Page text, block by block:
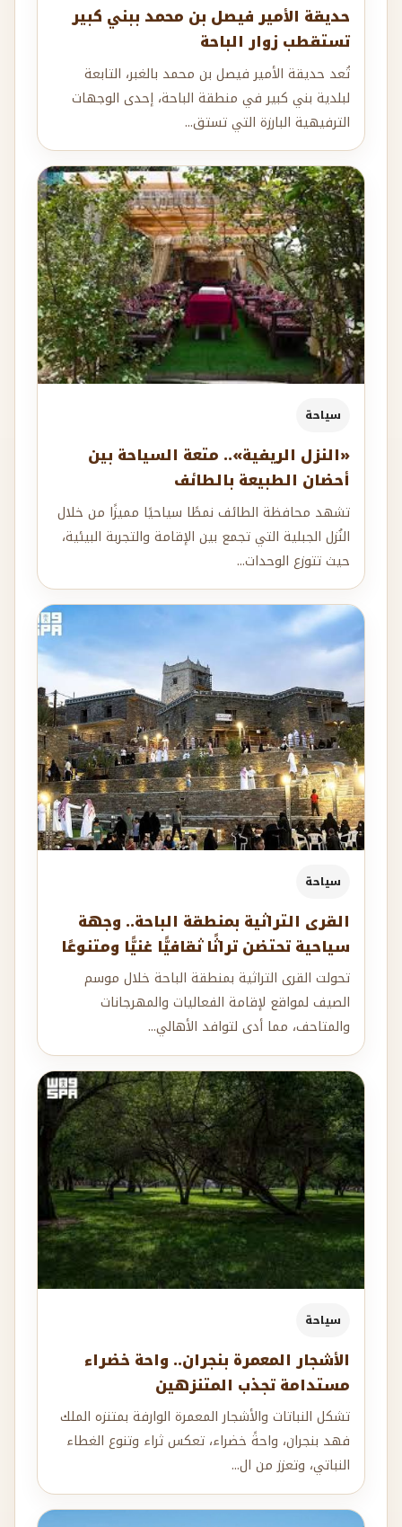
حديقة الأمير فيصل بن محمد ببني كبير
تستقطب زوار الباحة
تُعد حديقة الأمير فيصل بن محمد بالغبر، التابعة
لبلدية بني كبير في منطقة الباحة، إحدى الوجهات
الترفيهية البارزة التي تستق...
سياحة
«النزل الريفية».. متعة السياحة بين
أحضان الطبيعة بالطائف
تشهد محافظة الطائف نمطًا سياحيًا مميزًا من خلال
النُزل الجبلية التي تجمع بين الإقامة والتجربة البيئية،
حيث تتوزع الوحدات...
سياحة
القرى التراثية بمنطقة الباحة.. وجهة
سياحية تحتضن تراثًا ثقافيًّا غنيًّا ومتنوعًا
تحولت القرى التراثية بمنطقة الباحة خلال موسم
الصيف لمواقع لإقامة الفعاليات والمهرجانات
والمتاحف، مما أدى لتوافد الأهالي...
سياحة
الأشجار المعمرة بنجران.. واحة خضراء
مستدامة تجذب المتنزهين
تشكل النباتات والأشجار المعمرة الوارفة بمتنزه الملك
فهد بنجران، واحةً خضراء، تعكس ثراء وتنوع الغطاء
النباتي، وتعزز من ال...